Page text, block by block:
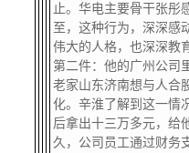
止。华电主要骨干张彤
至，这种行为，深深感
伟大的人格，也深深教
第二件：他的广州公司
老家山东济南想与人合
化。辛淮了解到这一情
后拿出十三万多元，给
久，公司员工通过财务